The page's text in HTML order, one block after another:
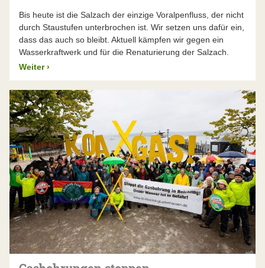
Bis heute ist die Salzach der einzige Voralpenfluss, der nicht
durch Staustufen unterbrochen ist. Wir setzen uns dafür ein,
dass das auch so bleibt. Aktuell kämpfen wir gegen ein
Wasserkraftwerk und für die Renaturierung der Salzach.
Weiter ›